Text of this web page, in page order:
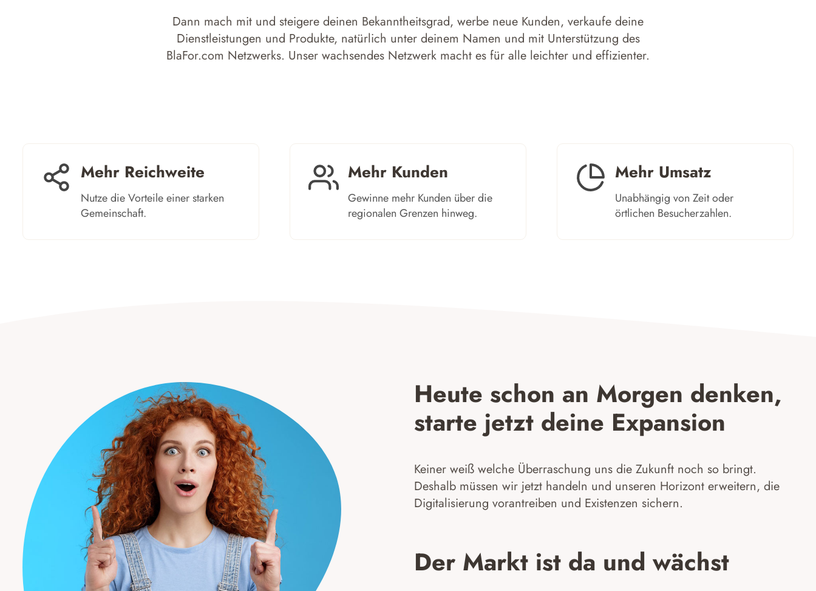
Dann mach mit und steigere deinen Bekanntheitsgrad, werbe neue Kunden, verkaufe deine
Dienstleistungen und Produkte, natürlich unter deinem Namen und mit Unterstützung des
BlaFor.com Netzwerks. Unser wachsendes Netzwerk macht es für alle leichter und effizienter.
Mehr Reichweite​
Nutze die Vorteile einer starken
Gemeinschaft. ​
Mehr Kunden
Gewinne mehr Kunden über die
regionalen Grenzen hinweg. ​
Mehr Umsatz
Unabhängig von Zeit oder
örtlichen Besucherzahlen. ​
Heute schon an Morgen denken,
starte jetzt deine Expansion
Keiner weiß welche Überraschung uns die Zukunft noch so bringt.
Deshalb müssen wir jetzt handeln und unseren Horizont erweitern, die
Digitalisierung vorantreiben und Existenzen sichern.
Der Markt ist da und wächst